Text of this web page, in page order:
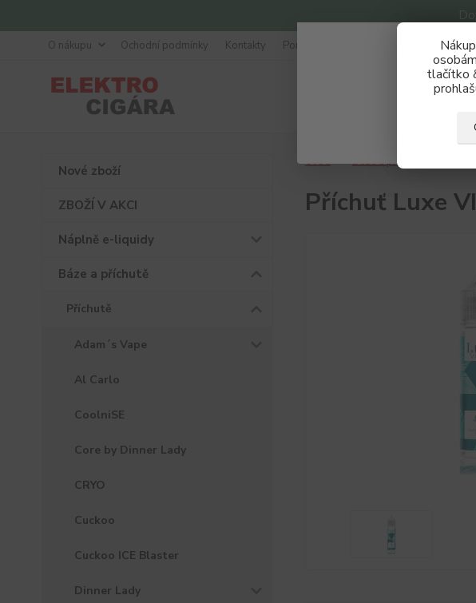
tlačítko
O nákupu Ochodní podmínky Kontakty Poradna
Nové zboží
ZBOŽÍ V AKCI
Náplně e-liquidy
Báze a příchutě
Příchutě
Adam´s Vape
Al Carlo
CoolniSE
Core by Dinner Lady
CRYO
Cuckoo
Cuckoo ICE Blaster
Dinner Lady
Úvod Báze a příchutě
Příchuť Luxe